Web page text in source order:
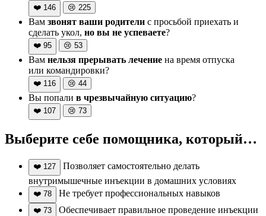
❤️ 146 😢 225
Вам звонят ваши родители с просьбой приехать и
сделать укол, но вы не успеваете?
❤️ 95 😢 53
Вам нельзя прерывать лечение на время отпуска
или командировки?
❤️ 116 😢 44
Вы попали в чрезвычайную ситуацию?
❤️ 107 😢 73
Выберите себе помощника, который…
❤️ 127
Позволяет самостоятельно делать
внутримышечные инъекции в домашних условиях
❤️ 78 Не требует профессиональных навыков
❤️ 73 Обеспечивает правильное проведение инъекции